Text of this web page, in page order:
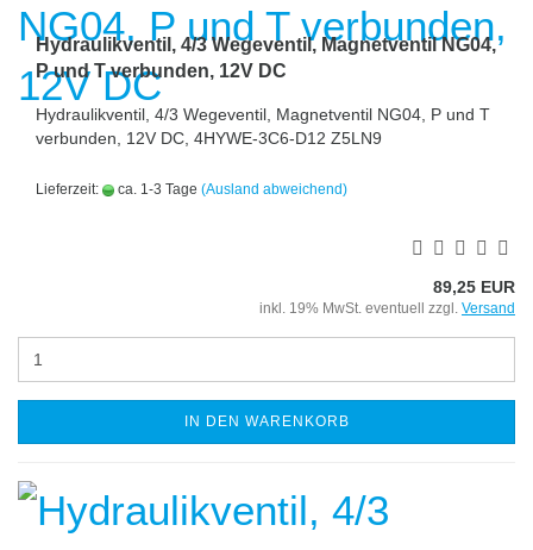
Hydraulikventil, 4/3 Wegeventil, Magnetventil NG04,
P und T verbunden, 12V DC
Hydraulikventil, 4/3 Wegeventil, Magnetventil NG04, P und T
verbunden, 12V DC, 4HYWE-3C6-D12 Z5LN9
Lieferzeit: ca. 1-3 Tage (Ausland abweichend)
89,25 EUR
inkl. 19% MwSt. eventuell zzgl. Versand
IN DEN WARENKORB